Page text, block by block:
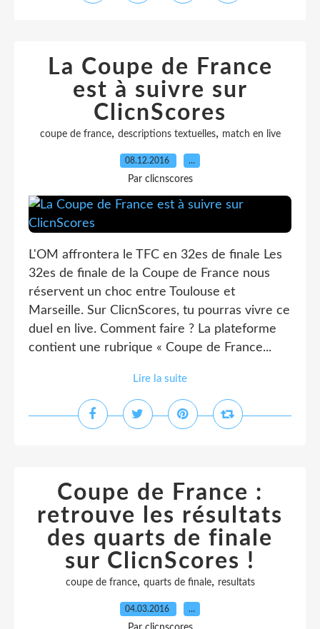
La Coupe de France
est à suivre sur
ClicnScores
coupe de france, descriptions textuelles, match en live
08.12.2016 …
Par clicnscores
L'OM affrontera le TFC en 32es de finale Les
32es de finale de la Coupe de France nous
réservent un choc entre Toulouse et
Marseille. Sur ClicnScores, tu pourras vivre ce
duel en live. Comment faire ? La plateforme
contient une rubrique « Coupe de France...
Lire la suite
Coupe de France :
retrouve les résultats
des quarts de finale
sur ClicnScores !
coupe de france, quarts de finale, resultats
04.03.2016 …